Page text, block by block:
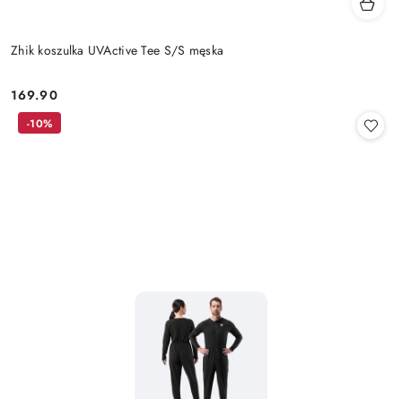
Zhik koszulka UVActive Tee S/S męska
Cena:
169.90
-10%